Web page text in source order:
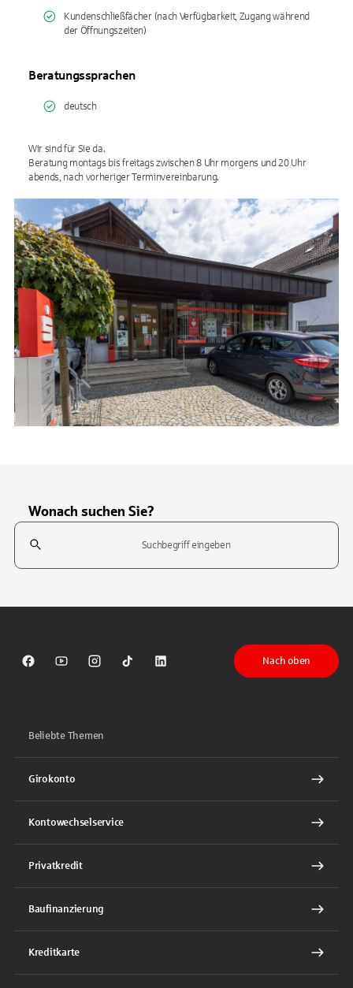
Kundenschließfächer (nach Verfügbarkeit, Zugang während
der Öffnungszeiten)
Beratungssprachen
deutsch
Wir sind für Sie da.
Beratung montags bis freitags zwischen 8 Uhr morgens und 20 Uhr
abends, nach vorheriger Terminvereinbarung.
Wonach suchen Sie?
Suchfeld
Sparkasse auf Facebook
Sparkasse auf Youtube
Sparkasse auf Instagram
Sparkasse auf TikTok
Sparkasse auf LinkedIn
Nach oben
Beliebte Themen
Girokonto
Kontowechselservice
Privatkredit
Baufinanzierung
Kreditkarte